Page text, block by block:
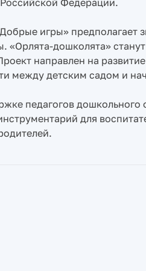
Федерации.
игры» предполагает
«Орлята-дошколята»
направлен на
между детским садом и
педагогов дошкольного
для